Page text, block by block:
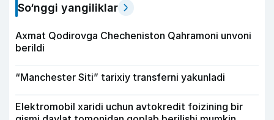
So‘nggi yangiliklar
Axmat Qodirovga Checheniston Qahramoni unvoni
berildi
“Manchester Siti” tarixiy transferni yakunladi
Elektromobil xaridi uchun avtokredit foizining bir